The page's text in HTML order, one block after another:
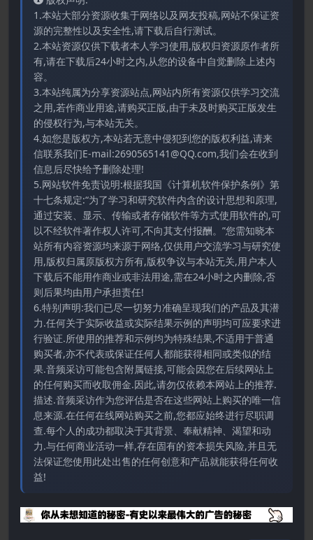
1.本站大部分资源收集于网络以及网友投稿,网站不保证资
源的完整性以及安全性,请下载后自行测试。
2.本站资源仅供下载者本人学习使用,版权归资源原作者所
有,请在下载后24小时之内,从您的设备中自觉删除上述内
容。
3.本站纯属为分享资源站点,网站内所有资源仅供学习交流
之用,若作商业用途,请购买正版,由于未及时购买正版发生
的侵权行为,与本站无关。
4.如您是版权方,本站若无意中侵犯到您的版权利益,请来
信联系我们E-mail:2690565141@QQ.com,我们会在收到
信息后尽快给予删除处理!
5.网站软件免责说明:根据我国《计算机软件保护条例》第
十七条规定:“为了学习和研究软件内含的设计思想和原理,
通过安装、显示、传输或者存储软件等方式使用软件的,可
以不经软件著作权人许可,不向其支付报酬。”您需知晓本
站所有内容资源均来源于网络,仅供用户交流学习与研究使
用,版权归属原版权方所有,版权争议与本站无关,用户本人
下载后不能用作商业或非法用途,需在24小时之内删除,否
则后果均由用户承担责任!
6.特别声明:我们已尽一切努力准确呈现我们的产品及其潜
力.任何关于实际收益或实际结果示例的声明均可应要求进
行验证.所使用的推荐和示例均为特殊结果,不适用于普通
购买者,亦不代表或保证任何人都能获得相同或类似的结
果.音频采访可能包含附属链接,可能会因您在后续网站上
的任何购买而收取佣金.因此,请勿仅依赖本网站上的推荐.
描述.音频采访作为您评估是否在这些网站上购买的唯一信
息来源.在任何在线网站购买之前,您都应始终进行尽职调
查.每个人的成功都取决于其背景、奉献精神、渴望和动
力.与任何商业活动一样,存在固有的资本损失风险,并且无
法保证您使用此处出售的任何创意和产品就能获得任何收
益!